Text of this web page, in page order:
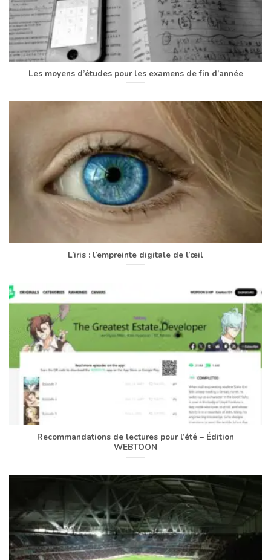
Les moyens d’études pour les examens de fin d’année
L’iris : l’empreinte digitale de l’œil
Recommandations de lectures pour l’été – Édition
WEBTOON